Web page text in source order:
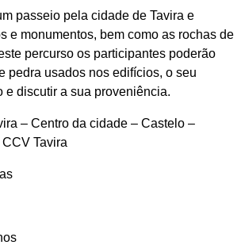
passeio pela cidade de Tavira e
e monumentos, bem como as rochas de
percurso os participantes poderão
pedra usados nos edifícios, o seu
e discutir a sua proveniência.
– Centro da cidade – Castelo –
Tavira